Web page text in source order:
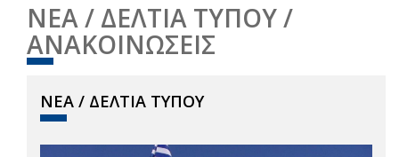
ΝΕΑ / ΔΕΛΤΙΑ ΤΥΠΟΥ /
ΑΝΑΚΟΙΝΩΣΕΙΣ
ΝΕΑ / ΔΕΛΤΙΑ ΤΥΠΟΥ